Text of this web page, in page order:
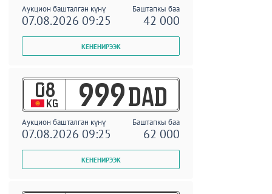
Аукцион башталган күнү Баштапкы баа
07.08.2026 09:25 42 000
08
KG 999 DAD
Аукцион башталган күнү Баштапкы баа
07.08.2026 09:25 62 000